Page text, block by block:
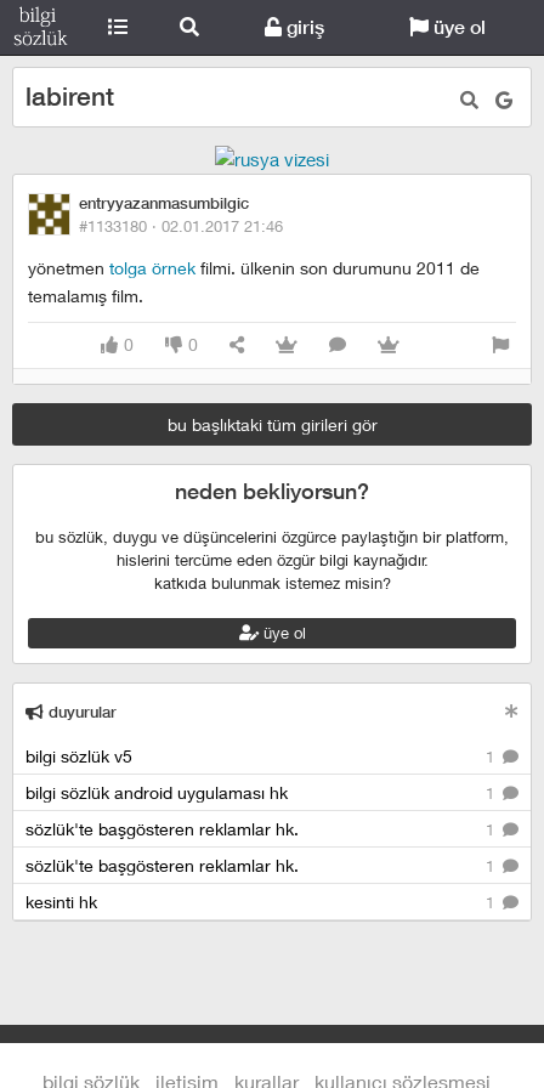
giriş üye ol
labirent
entryyazanmasumbilgic
#1133180 · 02.01.2017 21:46
yönetmen tolga örnek filmi. ülkenin son durumunu 2011 de
temalamış film.
0 0
bu başlıktaki tüm girileri gör
neden bekliyorsun?
bu sözlük, duygu ve düşüncelerini özgürce paylaştığın bir platform,
hislerini tercüme eden özgür bilgi kaynağıdır.
katkıda bulunmak istemez misin?
üye ol
duyurular
1
bilgi sözlük v5
1
bilgi sözlük android uygulaması hk
1
sözlük'te başgösteren reklamlar hk.
1
sözlük'te başgösteren reklamlar hk.
1
kesinti hk
bilgi sözlük iletişim kurallar kullanıcı sözleşmesi